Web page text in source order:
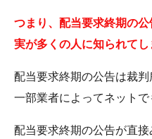
つまり、配当要求終期の
実が多くの人に知られてし
配当要求終期の公告は裁判
一部業者によってネットで
配当要求終期の公告が直